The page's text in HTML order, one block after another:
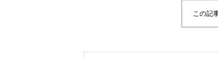
この記